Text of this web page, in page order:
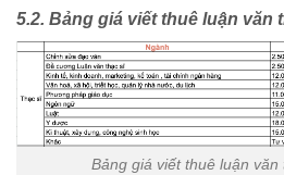
5.2. Bảng giá viết thuê luận văn
Bảng giá viết thuê luận văn